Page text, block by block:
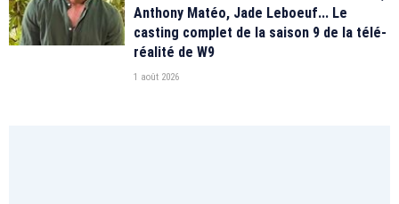
Anthony Matéo, Jade Leboeuf... Le
casting complet de la saison 9 de la télé-
réalité de W9
1 août 2026